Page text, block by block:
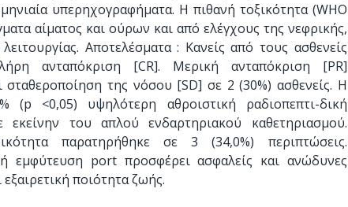
υπερηχογραφήματα. Η πιθανή τοξικότητα (WHO
αίματος και ούρων και από ελέγχους της νεφρικής,
Αποτελέσματα : Κανείς από τους ασθενείς
ανταπόκριση [CR]. Μερική ανταπόκριση [PR]
της νόσου [SD] σε 2 (30%) ασθενείς. Η
(p <0,05) υψηλότερη αθροιστική ραδιοπεπτι-δική
του απλού ενδαρτηριακού καθετηριασμού.
παρατηρήθηκε σε 3 (34,0%) περιπτώσεις.
εμφύτευση port προσφέρει ασφαλείς και ανώδυνες
ποιότητα ζωής.